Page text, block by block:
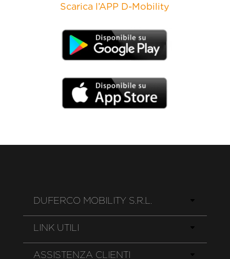
Scarica l’APP D-Mobility
DUFERCO MOBILITY S.R.L.
LINK UTILI
ASSISTENZA CLIENTI